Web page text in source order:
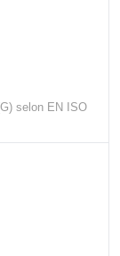
selon EN ISO